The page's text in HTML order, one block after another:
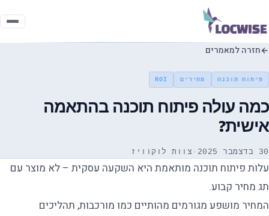
חזרה למאמרים
פיתוח תוכנה מחירים ROI
כמה עולה פיתוח תוכנה בהתאמה
אישית?
30 בדצמבר 2025 · צוות לוקוויז
עלות פיתוח תוכנה מותאמת היא השקעה עסקית – לא מוצר עם
תג מחיר קבוע.
המחיר מושפע מגורמים מהותיים כמו מורכבות, תהליכים